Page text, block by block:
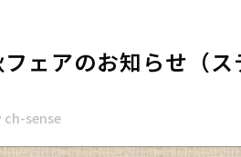
ェアのお知らせ（ス
ch-sense